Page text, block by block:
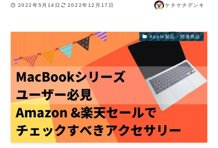
2022年5月14日 2022年12月17日 ケチケチデンキ
Apple製品・関連商品